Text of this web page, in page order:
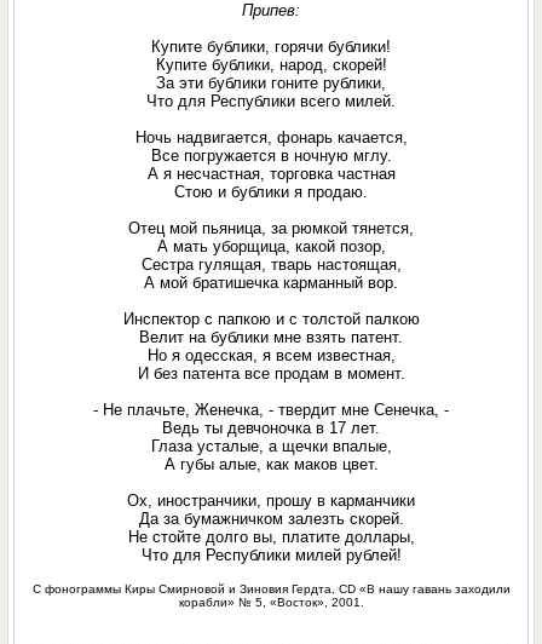
Припев:
Купите бублики, горячи бублики!
Купите бублики, народ, скорей!
За эти бублики гоните рублики,
Что для Республики всего милей.
Ночь надвигается, фонарь качается,
Все погружается в ночную мглу.
А я несчастная, торговка частная
Стою и бублики я продаю.
Отец мой пьяница, за рюмкой тянется,
А мать уборщица, какой позор,
Сестра гулящая, тварь настоящая,
А мой братишечка карманный вор.
Инспектор с папкою и с толстой палкою
Велит на бублики мне взять патент.
Но я одесская, я всем известная,
И без патента все продам в момент.
- Не плачьте, Женечка, - твердит мне Сенечка, -
Ведь ты девчоночка в 17 лет.
Глаза усталые, а щечки впалые,
А губы алые, как маков цвет.
Ох, иностранчики, прошу в карманчики
Да за бумажничком залезть скорей.
Не стойте долго вы, платите доллары,
Что для Республики милей рублей!
С фонограммы Киры Смирновой и Зиновия Гердта, CD «В нашу гавань заходили
корабли» № 5, «Восток», 2001.